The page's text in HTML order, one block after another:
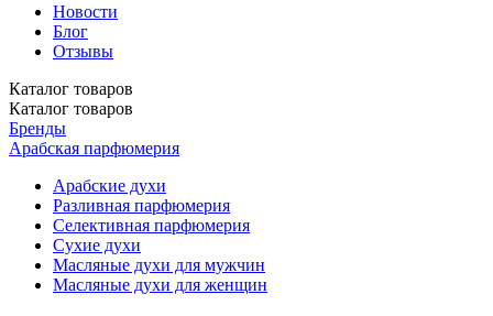
Новости
Блог
Отзывы
Каталог товаров
Каталог товаров
Бренды
Арабская парфюмерия
Арабские духи
Разливная парфюмерия
Селективная парфюмерия
Сухие духи
Масляные духи для мужчин
Масляные духи для женщин